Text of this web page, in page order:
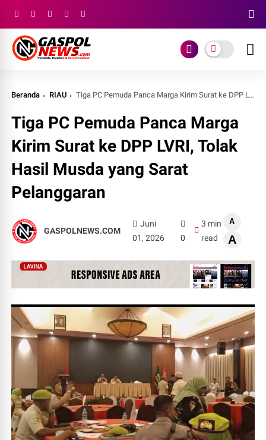
Beranda RIAU Tiga PC Pemuda Panca Marga Kirim Surat ke DPP LVRI, Tolak Hasil Musda yang Sarat Pelanggaran ‎
Tiga PC Pemuda Panca Marga
Kirim Surat ke DPP LVRI, Tolak
Hasil Musda yang Sarat
Pelanggaran ‎
GASPOLNEWS.COM
Juni
01, 2026
0
3 min
read
A
A